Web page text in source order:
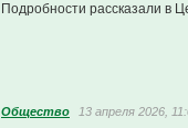
Подробности рассказали в
Общество 13 апреля 2026,